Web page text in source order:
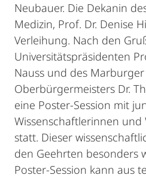
Neubauer. Die Dekanin
Medizin, Prof. Dr. Denise
Verleihung. Nach den
Universitätspräsidenten
Nauss und des Marburger
Oberbürgermeisters Dr.
eine Poster-Session mit
Wissenschaftlerinnen und
statt. Dieser
den Geehrten besonders
Poster-Session kann aus